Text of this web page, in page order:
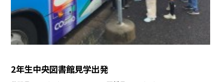
2年生中央図書館見学出発